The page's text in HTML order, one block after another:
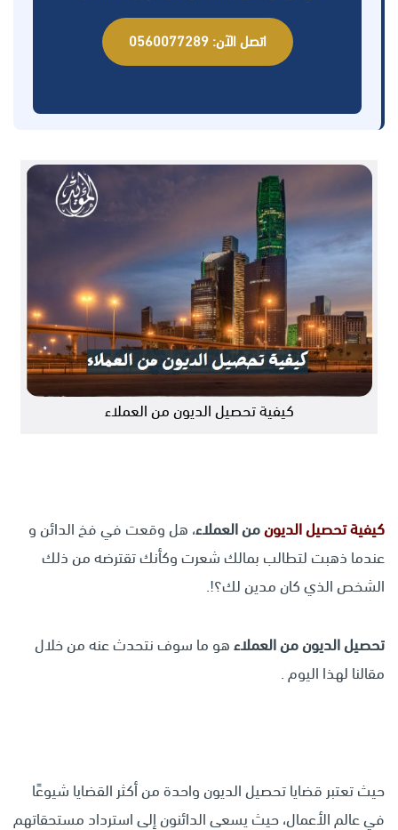
اتصل الآن: 0560077289
كيفية تحصيل الديون من العملاء
كيفيةتحصيل الديونمن العملاء، هل وقعت في فخ الدائن و
عندما ذهبت لتطالب بمالك شعرت وكأنك تقترضه من ذلك
الشخص الذي كان مدين لك؟!.
تحصيل الديون من العملاءهو ما سوف نتحدث عنه من خلال
مقالنا لهذا اليوم .
حيث تعتبر قضايا تحصيل الديون واحدة من أكثر القضايا شيوعًا
في عالم الأعمال، حيث يسعى الدائنون إلى استرداد مستحقاتهم